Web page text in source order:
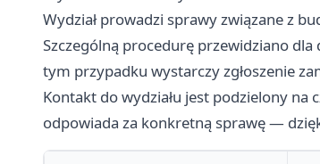
Wydział prowadzi sprawy związane z
Szczególną procedurę przewidziano
tym przypadku wystarczy zgłoszenie
Kontakt do wydziału jest podzielony
odpowiada za konkretną sprawę —